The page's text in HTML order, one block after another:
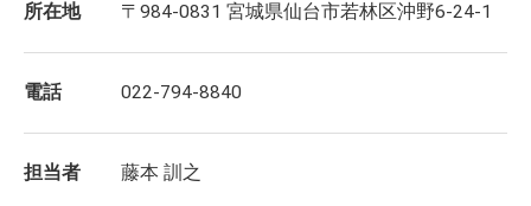
所在地 〒984-0831 宮城県仙台市若林区沖野6-24-1
電話 022-794-8840
担当者 藤本 訓之